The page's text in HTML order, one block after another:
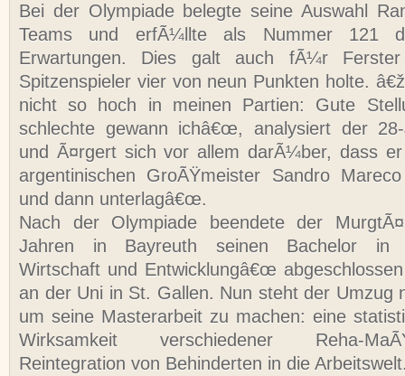
Bei der Olympiade belegte seine Auswahl
Teams und erfÃ¼llte als Nummer 121
Erwartungen. Dies galt auch fÃ¼r
Spitzenspieler vier von neun Punkten holte.
nicht so hoch in meinen Partien: Gute
schlechte gewann ichâ€œ, analysiert der 28-
und Ã¤rgert sich vor allem darÃ¼ber, dass
argentinischen GroÃŸmeister Sandro
und dann unterlagâ€œ.
Nach der Olympiade beendete der
Jahren in Bayreuth seinen Bachelor in
Wirtschaft und Entwicklungâ€œ
an der Uni in St. Gallen. Nun steht der Umzug
um seine Masterarbeit zu machen: eine
Wirksamkeit verschiedener Reha-
Reintegration von Behinderten in die